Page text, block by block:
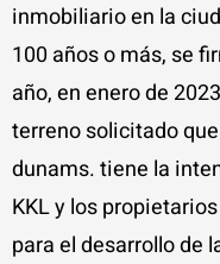
inmobiliario en la
100 años o más, se
año, en enero de
terreno solicitado
dunams. tiene la
KKL y los
para el desarrollo de